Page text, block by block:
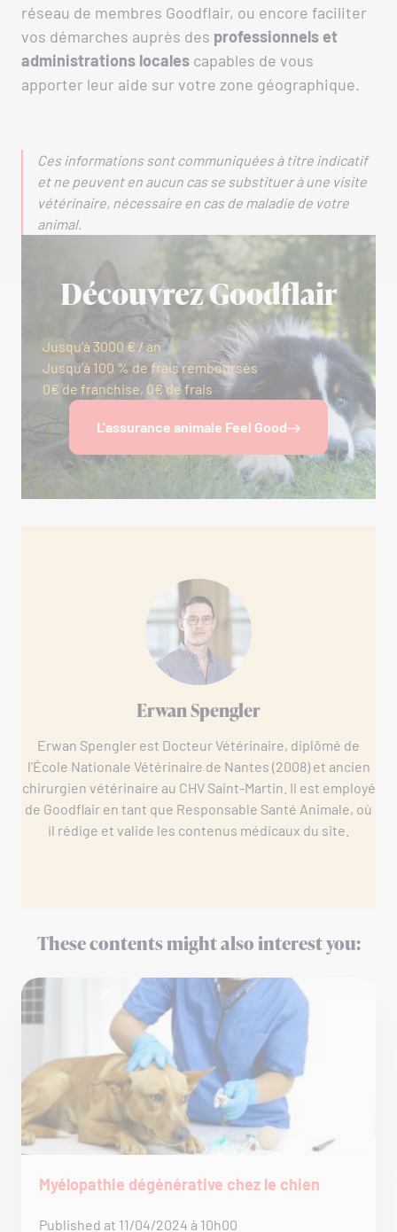
réseau de membres Goodflair, ou encore faciliter
vos démarches auprès des professionnels et
administrations locales capables de vous
apporter leur aide sur votre zone géographique.
Ces informations sont communiquées à titre indicatif
et ne peuvent en aucun cas se substituer à une visite
vétérinaire, nécessaire en cas de maladie de votre
animal.
Découvrez Goodflair
Jusqu’à 3000 € / an
Jusqu’à 100 % de frais remboursés
0€ de franchise, 0€ de frais
L'assurance animale Feel Good
Erwan Spengler
Erwan Spengler est Docteur Vétérinaire, diplômé de
l'École Nationale Vétérinaire de Nantes (2008) et ancien
chirurgien vétérinaire au CHV Saint-Martin. Il est employé
de Goodflair en tant que Responsable Santé Animale, où
il rédige et valide les contenus médicaux du site.
These contents might also interest you:
Myélopathie dégénérative chez le chien
Published at 11/04/2024 à 10h00